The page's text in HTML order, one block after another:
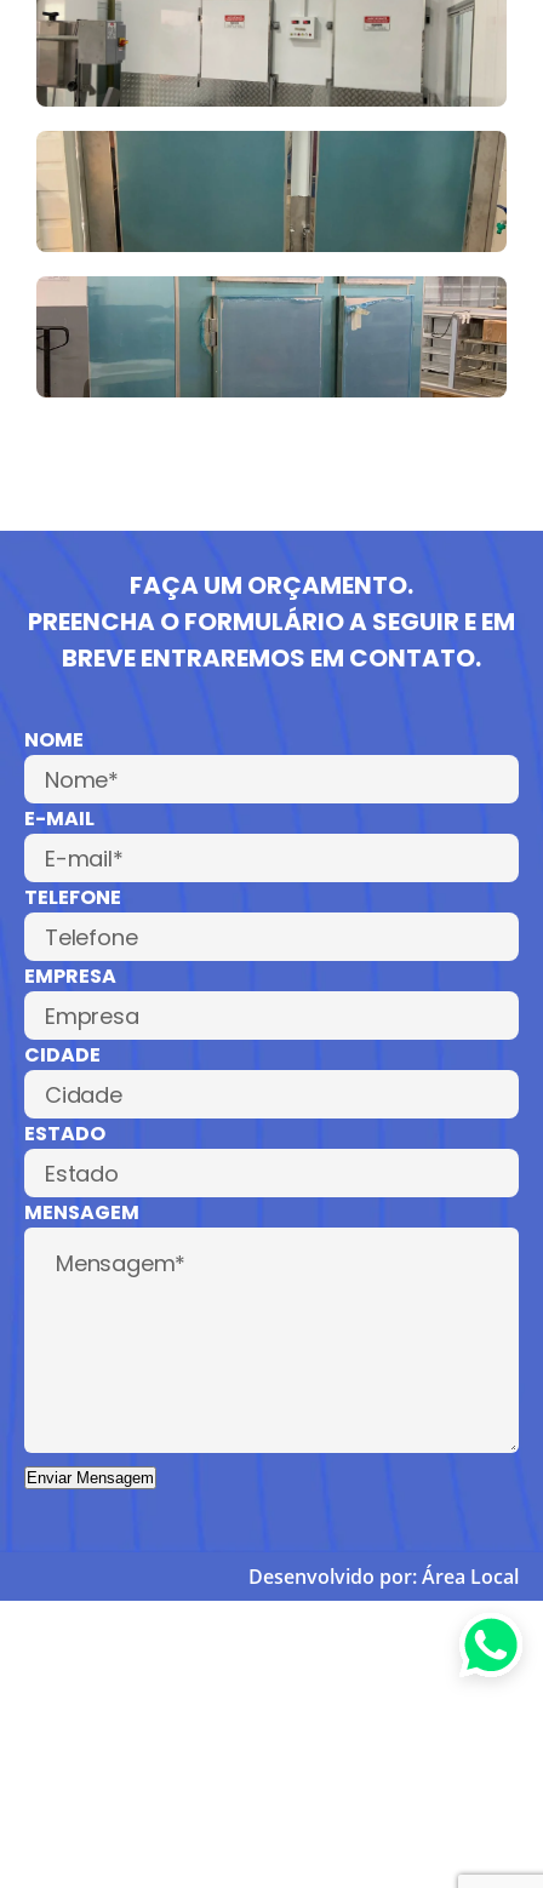
FAÇA UM ORÇAMENTO.
PREENCHA O FORMULÁRIO A SEGUIR E EM
BREVE ENTRAREMOS EM CONTATO.
NOME
E-MAIL
TELEFONE
EMPRESA
CIDADE
ESTADO
MENSAGEM
Desenvolvido por:Área Local